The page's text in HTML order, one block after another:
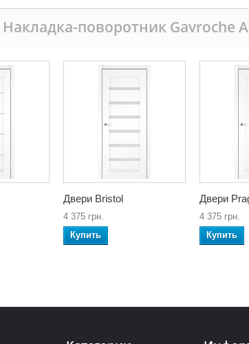
Накладка-поворотник Gavroche
Двери Bristol
4 375 грн.
Купить
Двери
4 375 грн.
Купить